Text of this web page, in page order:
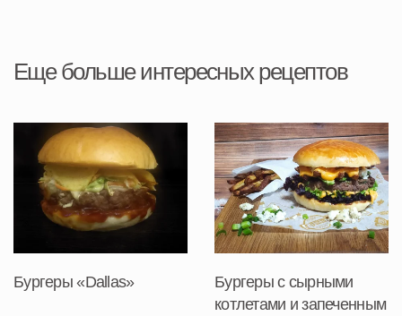
Еще больше интересных рецептов
Бургеры «Dallas»
Бургеры с сырными
котлетами и запеченным